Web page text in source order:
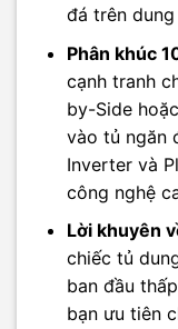
đá trên
Phân khúc
cạnh tranh
by-Side
vào tủ ngăn
Inverter và
công nghệ
Lời khuyên
chiếc tủ
ban đầu
bạn ưu tiên